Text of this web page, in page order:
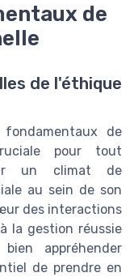
de
de l'éthique
fondamentaux de
pour tout
un climat de
au sein de son
des interactions
la gestion réussie
appréhender
de prendre en